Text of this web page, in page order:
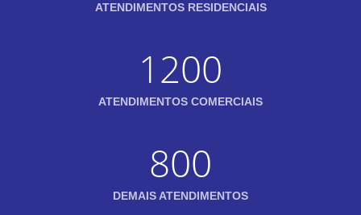
ATENDIMENTOS RESIDENCIAIS
1200
ATENDIMENTOS COMERCIAIS
800
DEMAIS ATENDIMENTOS